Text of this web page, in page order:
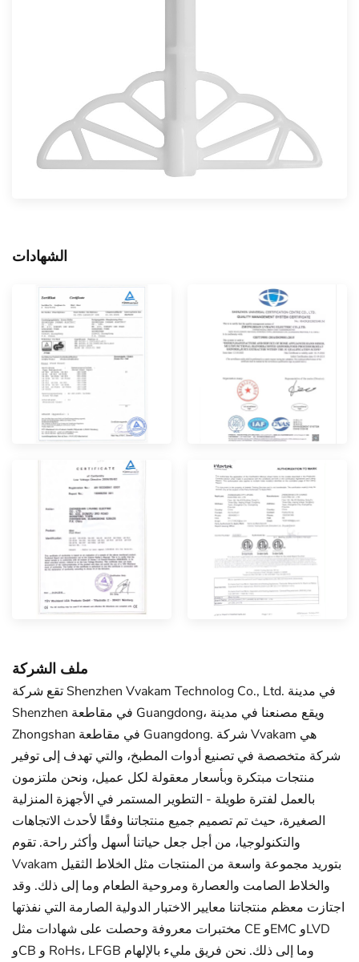
الشهادات
ملف الشركة
تقع شركة Shenzhen Vvakam Technolog Co., Ltd. في مدينة
Shenzhen في مقاطعة Guangdong، ويقع مصنعنا في مدينة
Zhongshan في مقاطعة Guangdong. شركة Vvakam هي
شركة متخصصة في تصنيع أدوات المطبخ، والتي تهدف إلى توفير
منتجات مبتكرة وبأسعار معقولة لكل عميل، ونحن ملتزمون
بالعمل لفترة طويلة - التطوير المستمر في الأجهزة المنزلية
الصغيرة، حيث تم تصميم جميع منتجاتنا وفقًا لأحدث الاتجاهات
والتكنولوجيا، من أجل جعل حياتنا أسهل وأكثر راحة. تقوم
Vvakam بتوريد مجموعة واسعة من المنتجات مثل الخلاط الثقيل
والخلاط الصامت والعصارة ومروحية الطعام وما إلى ذلك. وقد
اجتازت معظم منتجاتنا معايير الاختبار الدولية الصارمة التي نفذتها
مختبرات معروفة وحصلت على شهادات مثل CE وEMC وLVD
وCB و RoHs، LFGB وما إلى ذلك. نحن فريق مليء بالإلهام